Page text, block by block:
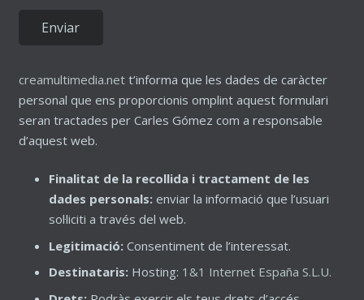
creamultimedia.nett’informa que les dades de caràcter
personal que ens proporcionis omplint aquest formulari
seran tractades per Carles Gómez com a responsable
d’aquest web.
Finalitat de la recollida i tractament de les
dades personals: enviar la informació que l’usuari
sol·liciti a través del web.
Legitimació: Consentiment de l’interessat.
Destinataris: Hosting: 1&1 Internet España S.L.U.